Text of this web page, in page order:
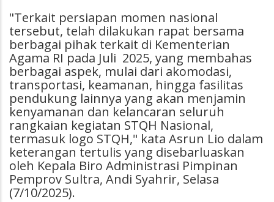
"Terkait persiapan momen nasional
tersebut, telah dilakukan rapat bersama
berbagai pihak terkait di Kementerian
Agama RI pada Juli 2025, yang membahas
berbagai aspek, mulai dari akomodasi,
transportasi, keamanan, hingga fasilitas
pendukung lainnya yang akan menjamin
kenyamanan dan kelancaran seluruh
rangkaian kegiatan STQH Nasional,
termasuk logo STQH," kata Asrun Lio dalam
keterangan tertulis yang disebarluaskan
oleh Kepala Biro Administrasi Pimpinan
Pemprov Sultra, Andi Syahrir, Selasa
(7/10/2025).